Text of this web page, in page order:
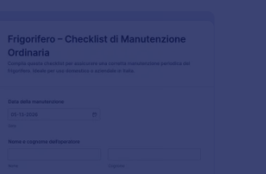
Locomotiva